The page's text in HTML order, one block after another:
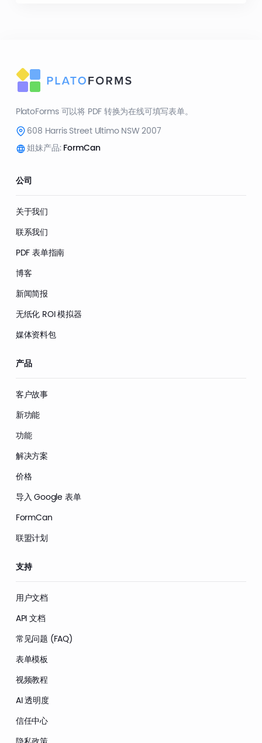
PlatoForms 可以将 PDF 转换为在线可填写表单。
608 Harris Street Ultimo NSW 2007
姐妹产品: FormCan
公司
关于我们
联系我们
PDF 表单指南
博客
新闻简报
无纸化 ROI 模拟器
媒体资料包
产品
客户故事
新功能
功能
解决方案
价格
导入 Google 表单
FormCan
联盟计划
支持
用户文档
API 文档
常见问题 (FAQ)
表单模板
视频教程
AI 透明度
信任中心